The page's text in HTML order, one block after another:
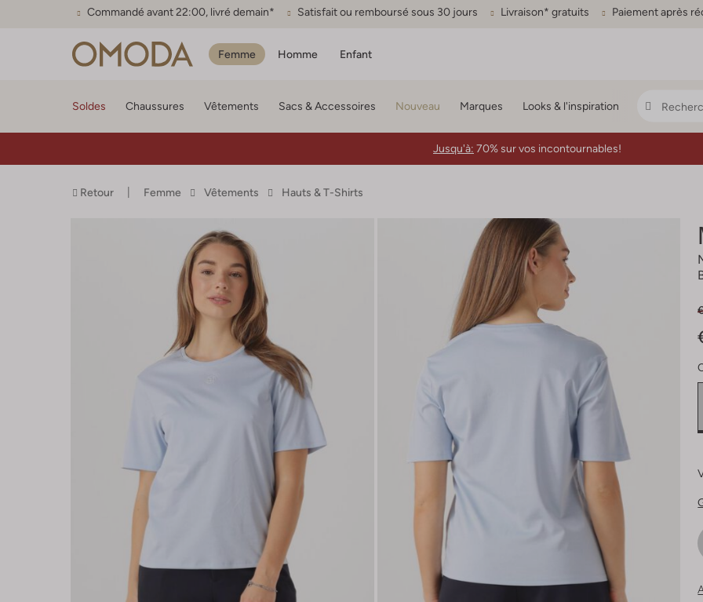
Commandé avant 22:00, livré demain* Satisfait ou remboursé sous 30 jours Livraison* gratuits Paiement après
Femme Homme Enfant
Soldes Chaussures Vêtements Sacs & Accessoires Nouveau Marques Looks & l'inspiration
Jusqu'à: 70% sur vos incontournables!
Retour Femme Vêtements Hauts & T-Shirts